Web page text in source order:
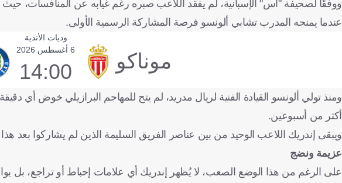
ووفقًا لصحيفة "آس" الإسبانية، لم يفقد اللاعب صبره رغم غيابه عن المنافسات،
عندما يمنحه المدرب تشابي ألونسو فرصة المشاركة الرسمية الأولى.
وديات الأندية
موناكو 6 أغسطس 2026
14:00
ومنذ تولي ألونسو القيادة الفنية لريال مدريد، لم يتح للمهاجم البرازيلي خوض أي
أكثر من أسبوعين.
ويبقى إندريك اللاعب الوحيد من بين عناصر الفريق السليمة الذين لم يشاركوا بعد
عزيمة ونضج
على الرغم من هذا الوضع الصعب، لا يُظهر إندريك أي علامات إحباط أو تراجع، بل